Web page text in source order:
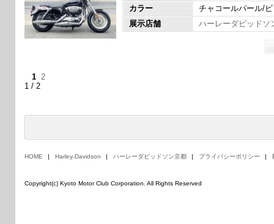
カラー
チャコールパール/
展示店舗
ハーレーダビッドソ
1 2
1 / 2
HOME Harley-Davidson ハーレーダビッドソン京都 プライバシーポリシー
Copyright(c) Kyoto Motor Club Corporation. All Rights Reserved